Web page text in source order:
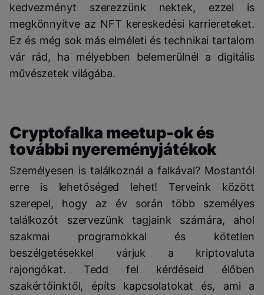
kedvezményt szerezzünk nektek, ezzel is
megkönnyítve az NFT kereskedési karriereteket.
Ez és még sok más elméleti és technikai tartalom
vár rád, ha mélyebben belemerülnél a digitális
művészetek világába.
Cryptofalka meetup-ok és
további nyereményjátékok
Személyesen is találkoznál a falkával? Mostantól
erre is lehetőséged lehet! Terveink között
szerepel, hogy az év során több személyes
találkozót szervezünk tagjaink számára, ahol
szakmai programokkal és kötetlen
beszélgetésekkel várjuk a kriptovaluta
rajongókat. Tedd fel kérdéseid élőben
szakértőinktől, építs kapcsolatokat és, ami a